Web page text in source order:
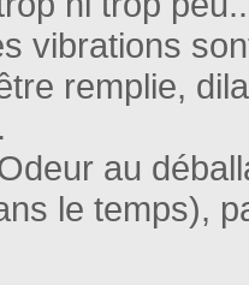
vibrations
remplie,
au
le temps),